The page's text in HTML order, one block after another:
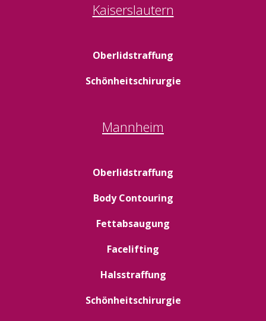
Kaiserslautern
Oberlidstraffung
Schönheitschirurgie
Mannheim
Oberlidstraffung
Body Contouring
Fettabsaugung
Facelifting
Halsstraffung
Schönheitschirurgie